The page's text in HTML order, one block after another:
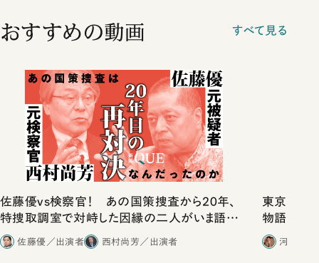
おすすめの動画 すべて見る
佐藤優vs検察官！ あの国策捜査から20年、
特捜取調室で対峙した因縁の二人がいま語り
合ったこと
佐藤優／出演者 西村尚芳／出演者
東京は都
物語」に
河野有